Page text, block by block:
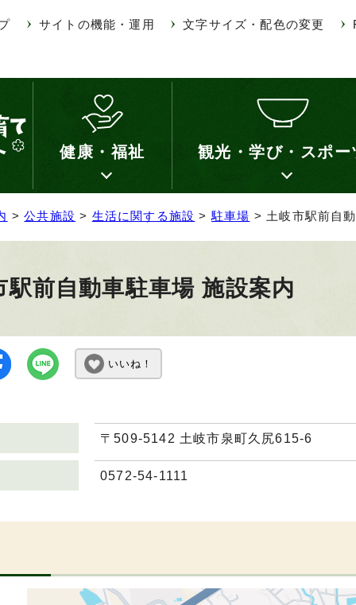
サイトの機能・運用 文字サイズ・配色の変更
健康・福祉 観光・学び・スポー
>公共施設 > 生活に関する施設 > 駐車場 > 土岐市駅前自
駅前自動車駐車場 施設案内
いいね！
〒509-5142 土岐市泉町久尻615-6
0572-54-1111